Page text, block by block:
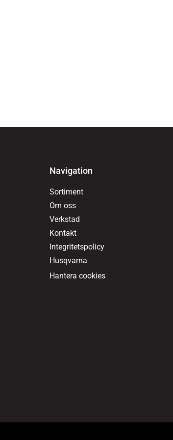
Navigation
Sortiment
Om oss
Verkstad
Kontakt
Integritetspolicy
Husqvarna
Hantera cookies